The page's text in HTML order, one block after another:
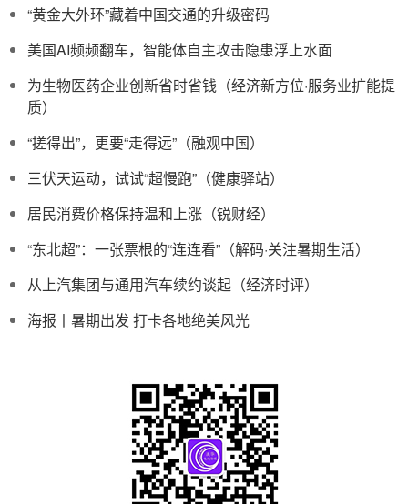
“黄金大外环”藏着中国交通的升级密码
美国AI频频翻车，智能体自主攻击隐患浮上水面
为生物医药企业创新省时省钱（经济新方位·服务业扩能提
质）
“搓得出”，更要“走得远”（融观中国）
三伏天运动，试试“超慢跑”（健康驿站）
居民消费价格保持温和上涨（锐财经）
“东北超”：一张票根的“连连看”（解码·关注暑期生活）
从上汽集团与通用汽车续约谈起（经济时评）
海报丨暑期出发 打卡各地绝美风光